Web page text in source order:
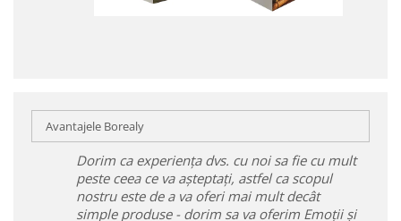
Avantajele Borealy
Dorim ca experiența dvs. cu noi sa fie cu mult
peste ceea ce va așteptați, astfel ca scopul
nostru este de a va oferi mai mult decât
simple produse - dorim sa va oferim Emoții și